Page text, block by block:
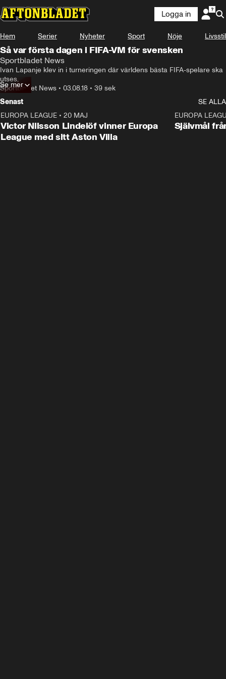
Logga in
Hem Serier Nyheter Sport Nöje Livsstil
Så var första dagen i FIFA-VM för svensken
Sportbladet News
Ivan Lapanje klev in i turneringen där världens bästa FIFA-spelare ska
utses,
Sportbladet News • 03.08.18 • 39 sek
Se mer
Senast
SE ALLA
EUROPA LEAGUE • 20 MAJ
Victor Nilsson Lindelöf vinner Europa
League med sitt Aston Villa
EUROPA
Självmål